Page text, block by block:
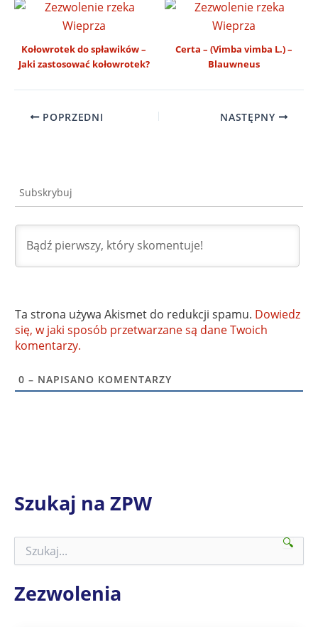
Kołowrotek do spławików –
Jaki zastosować kołowrotek?
Certa – (Vimba vimba L.) –
Blauwneus
POPRZEDNI NASTĘPNY
Subskrybuj
Ta strona używa Akismet do redukcji spamu. Dowiedz
się, w jaki sposób przetwarzane są dane Twoich
komentarzy.
0 – NAPISANO KOMENTARZY
Szukaj na ZPW
k
a
🔍
Zezwolenia